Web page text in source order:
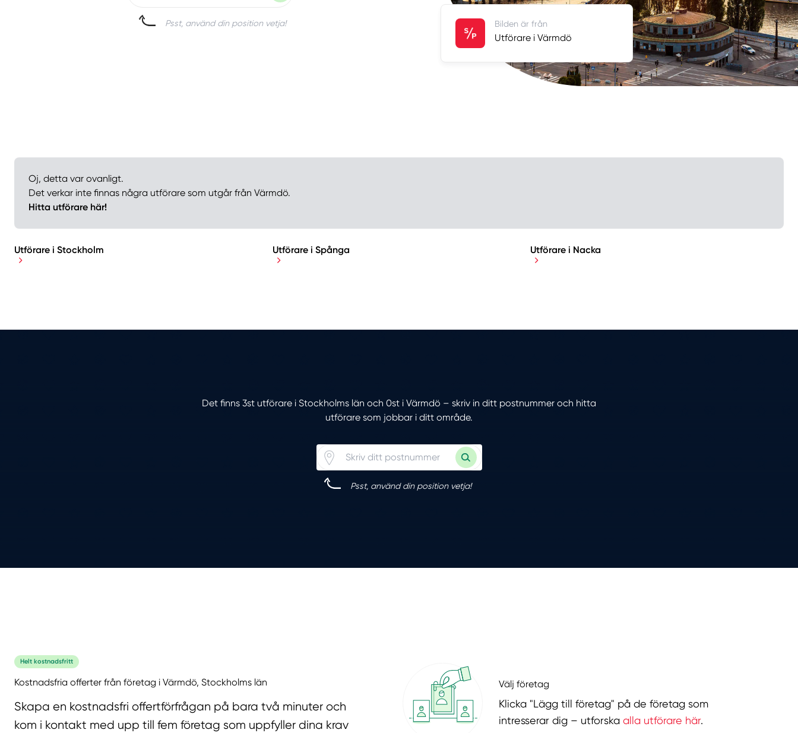
Psst, använd din position vetja! Bilden är från
Utförare i Värmdö
Oj, detta var ovanligt.
Det verkar inte finnas några utförare som utgår från Värmdö.
Hitta utförare här!
Utförare i Stockholm Utförare i Spånga Utförare i Nacka
Det finns 3st utförare i Stockholms län och 0st i Värmdö – skriv in ditt postnummer och hitta
utförare som jobbar i ditt område.
Psst, använd din position vetja!
Helt kostnadsfritt
Kostnadsfria offerter från företag i Värmdö, Stockholms län
Skapa en kostnadsfri offertförfrågan på bara två minuter och
kom i kontakt med upp till fem företag som uppfyller dina krav
Välj företag
Klicka "Lägg till företag" på de företag som
intresserar dig – utforska alla utförare här.